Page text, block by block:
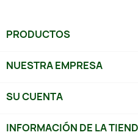
PRODUCTOS
NUESTRA EMPRESA
SU CUENTA
INFORMACIÓN DE LA